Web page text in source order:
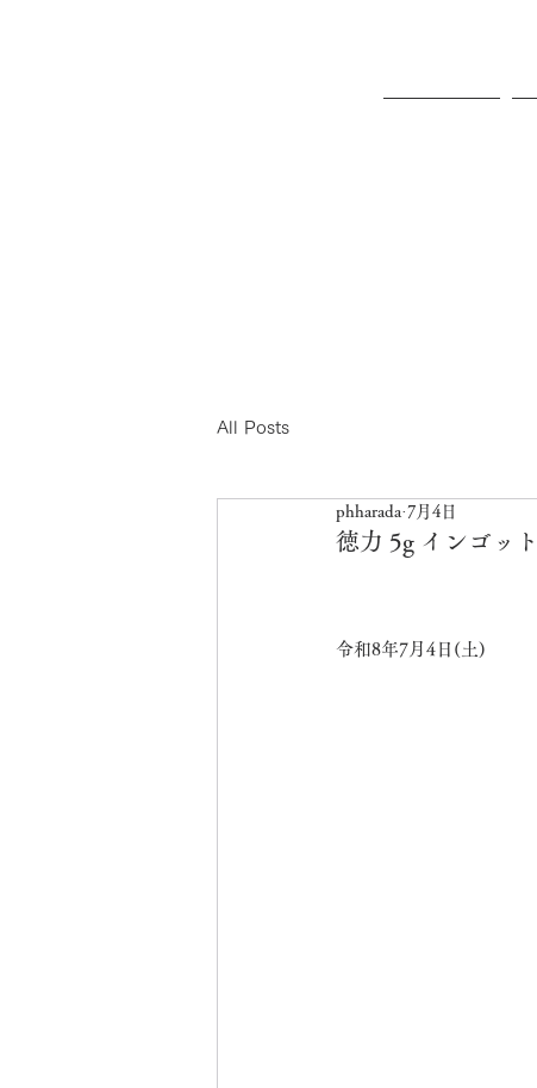
All Posts
徳力 5g インゴット
phharada 7月4日
令和8年7月4日(土)